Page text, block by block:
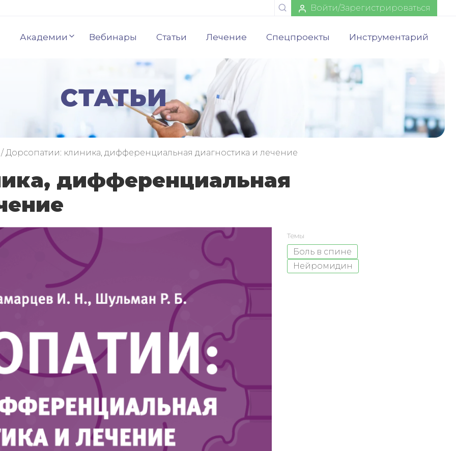
Войти/Зарегистрироваться
Академии Вебинары Статьи Лечение Спецпроекты Инструментарий
СТАТЬИ
Дорсопатии: клиника, дифференциальная диагностика и лечение
дифференциальная
Темы
Боль в спине
Нейромидин